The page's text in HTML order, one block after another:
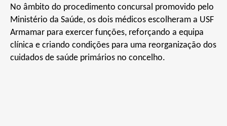
No âmbito do procedimento concursal promovido pelo
Ministério da Saúde, os dois médicos escolheram a USF
Armamar para exercer funções, reforçando a equipa
clínica e criando condições para uma reorganização dos
cuidados de saúde primários no concelho.